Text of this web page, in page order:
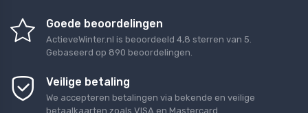
Goede beoordelingen
ActieveWinter.nl is beoordeeld 4,8 sterren van 5
Gebaseerd op 890 beoordelingen.
Veilige betaling
We accepteren betalingen via bekende en veilige
betaalkaarten zoals VISA en Mastercard.